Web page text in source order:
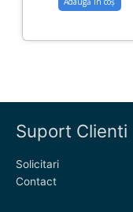
Suport Clienti
Solicitari
Contact